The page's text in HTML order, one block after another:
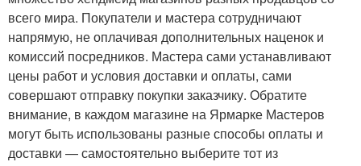
всего мира. Покупатели и мастера сотрудничают
напрямую, не оплачивая дополнительных наценок и
комиссий посредников. Мастера сами устанавливают
цены работ и условия доставки и оплаты, сами
совершают отправку покупки заказчику. Обратите
внимание, в каждом магазине на Ярмарке Мастеров
могут быть использованы разные способы оплаты и
доставки — самостоятельно выберите тот из